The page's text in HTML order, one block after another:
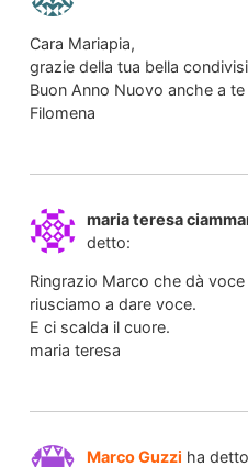
Cara Mariapia,
grazie della tua bella
Buon Anno Nuovo anche a te
Filomena
maria teresa
detto:
Ringrazio Marco che dà
riusciamo a dare voce.
E ci scalda il cuore.
maria teresa
Marco Guzzi ha